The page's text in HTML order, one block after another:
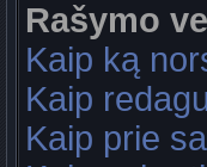
Rašymo
Kaip ką
Kaip
Kaip prie